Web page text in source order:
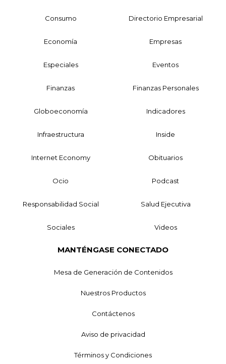
Consumo Directorio Empresarial
Economía Empresas
Especiales Eventos
Finanzas Finanzas Personales
Globoeconomía Indicadores
Infraestructura Inside
Internet Economy Obituarios
Ocio Podcast
Responsabilidad Social Salud Ejecutiva
Sociales Videos
MANTÉNGASE CONECTADO
Mesa de Generación de Contenidos
Nuestros Productos
Contáctenos
Aviso de privacidad
Términos y Condiciones